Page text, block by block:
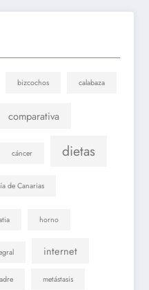
bizcochos calabaza
comparativa
cáncer dietas
de Canarias
horno
internet
metástasis